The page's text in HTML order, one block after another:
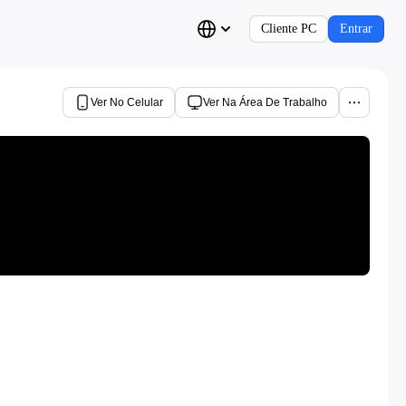
Cliente PC Entrar
Ver No Celular Ver Na Área De Trabalho